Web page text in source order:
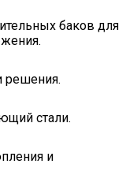
баков для
решения.
стали.
и